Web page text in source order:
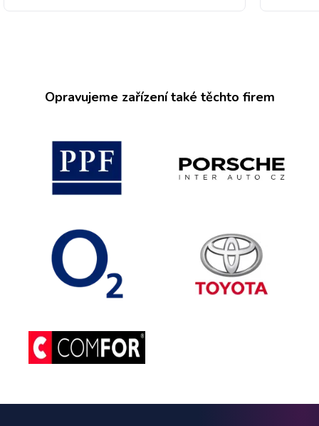
Opravujeme zařízení také těchto firem